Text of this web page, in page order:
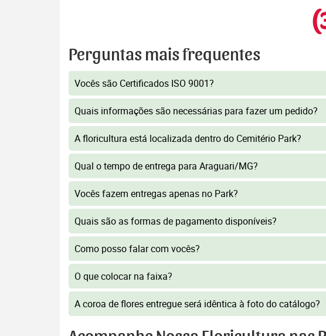
Perguntas mais frequentes
Vocês são Certificados ISO 9001?
Quais informações são necessárias para fazer um pedido?
A floricultura está localizada dentro do Cemitério Park?
Qual o tempo de entrega para Araguari/MG?
Vocês fazem entregas apenas no Park?
Quais são as formas de pagamento disponíveis?
Como posso falar com vocês?
O que colocar na faixa?
A coroa de flores entregue será idêntica à foto do catálogo?